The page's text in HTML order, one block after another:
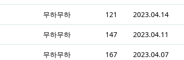
무하무하 121 2023.04.14
무하무하 147 2023.04.11
무하무하 167 2023.04.07